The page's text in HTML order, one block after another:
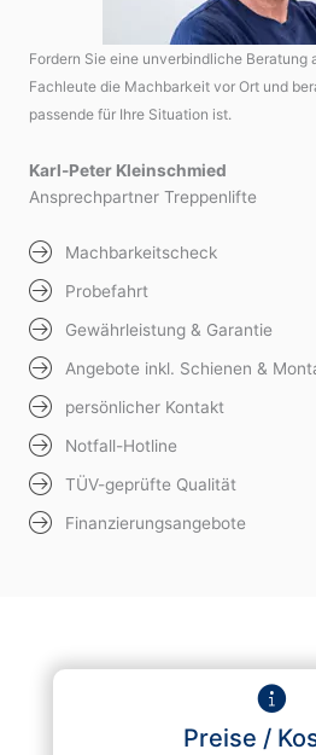
Fordern Sie eine unverbindliche Beratung
Fachleute die Machbarkeit vor Ort und
passende für Ihre Situation ist.
Karl-Peter Kleinschmied
Ansprechpartner Treppenlifte
Machbarkeitscheck
Probefahrt
Gewährleistung & Garantie
Angebote inkl. Schienen &
persönlicher Kontakt
Notfall-Hotline
TÜV-geprüfte Qualität
Finanzierungsangebote
Preise /